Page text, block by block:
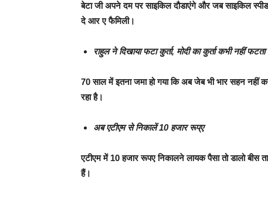
बेटा जी अपने दम पर साइकिल दौडाएंगे और जब साइकिल
दे आर ए फैमिली।
राहुल ने दिखाया फटा कुर्ता, मोदी का कुर्ता कभी नहीं फटता
70 साल में इतना जमा हो गया कि अब जेब भी भार सहन
रहा है।
अब एटीएम से निकालें 10 हजार रूप्ए
एटीएम में 10 हजार रूपए निकालने लायक पैसा तो डालो बीस
हैं।